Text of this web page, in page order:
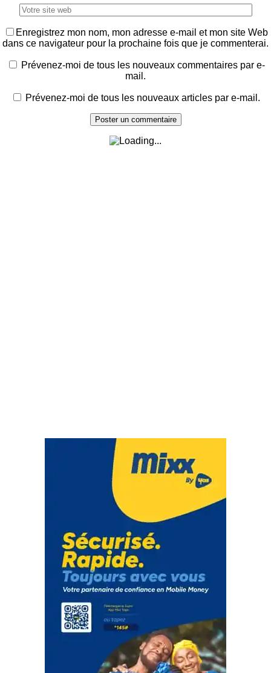
Enregistrez mon nom, mon adresse e-mail et mon site Web
dans ce navigateur pour la prochaine fois que je commenterai.
Prévenez-moi de tous les nouveaux commentaires par e-
mail.
Prévenez-moi de tous les nouveaux articles par e-mail.